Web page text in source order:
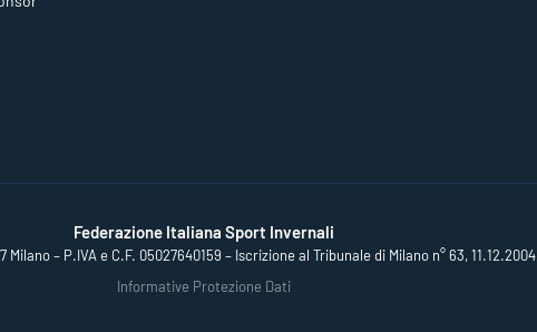
Federazione Italiana Sport Invernali
Milano – P.IVA e C.F. 05027640159 – Iscrizione al Tribunale di Milano n° 63, 11.12.2004
Informative Protezione Dati